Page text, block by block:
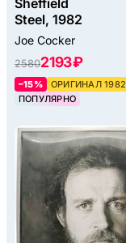
Sheffield
Steel, 1982
Joe Cocker
25802193 ₽
–15%
ОРИГИНАЛ 1982
ПОПУЛЯРНО